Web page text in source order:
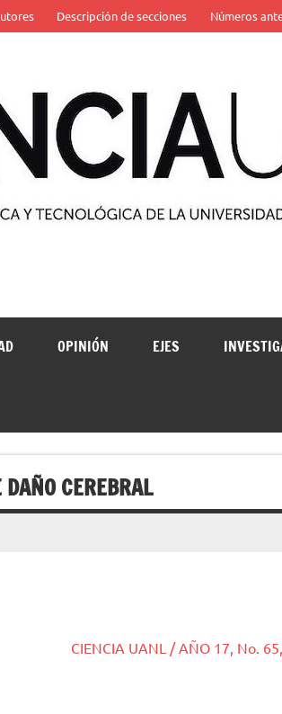
Descripción de secciones Números
OPINIÓN EJES
CEREBRAL
CIENCIA UANL / AÑO 17, No.